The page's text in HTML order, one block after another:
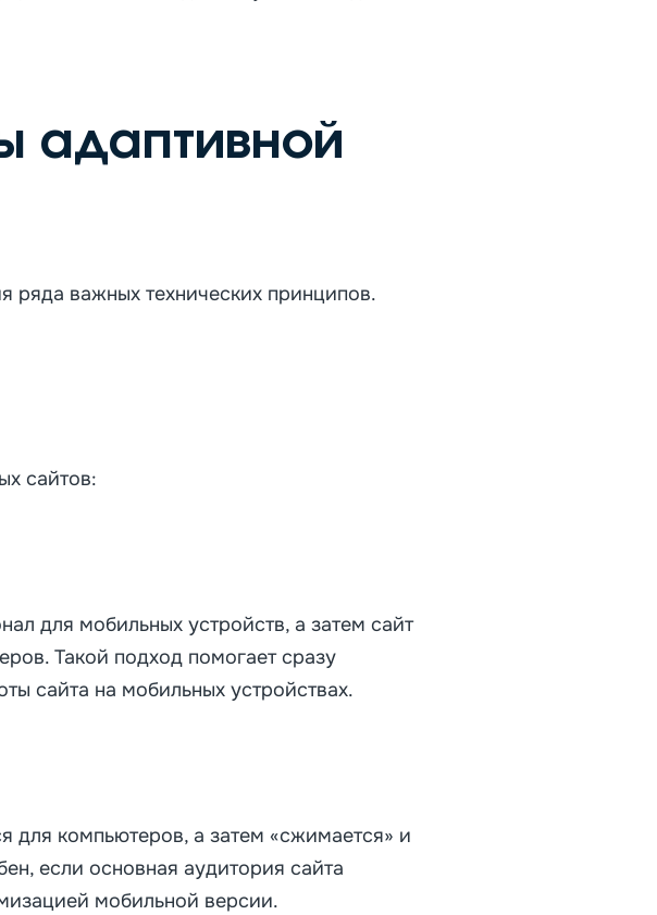
адаптивной
ряда важных технических принципов.
сайтов:
для мобильных устройств, а затем сайт
Такой подход помогает сразу
сайта на мобильных устройствах.
для компьютеров, а затем «сжимается» и
если основная аудитория сайта
мобильной версии.